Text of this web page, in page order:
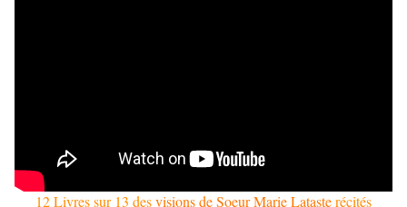
12 Livres sur 13 desvisions de Soeur Marie Latasterécités